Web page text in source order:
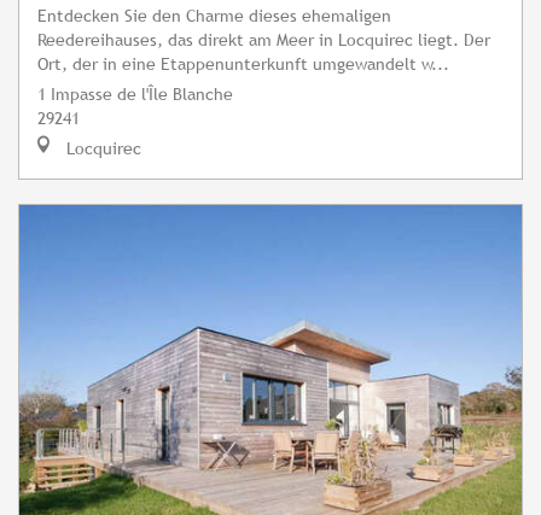
Entdecken Sie den Charme dieses ehemaligen
Reedereihauses, das direkt am Meer in Locquirec liegt. Der
Ort, der in eine Etappenunterkunft umgewandelt w...
1 Impasse de l'Île Blanche
29241
Locquirec